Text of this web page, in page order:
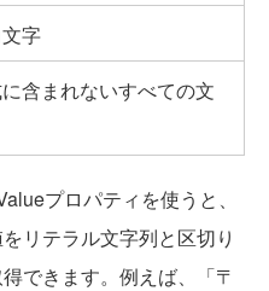
字
含まれないすべての文
プロパティを使うと、
リテラル文字列と区切り
できます。例えば、「〒